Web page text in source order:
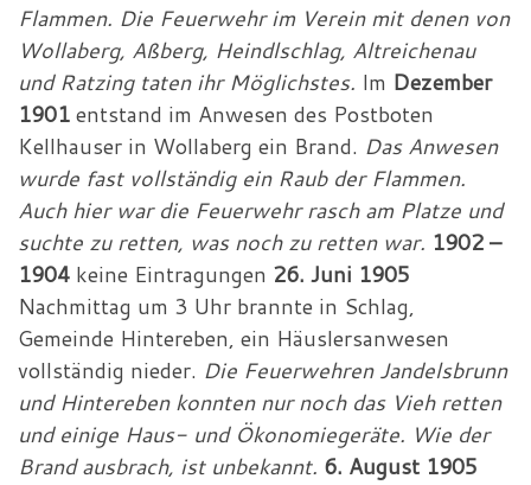
Flammen. Die Feuerwehr im Verein mit denen von
Wollaberg, Aßberg, Heindlschlag, Altreichenau
und Ratzing taten ihr Möglichstes. Im Dezember
1901entstand im Anwesen des Postboten
Kellhauser in Wollaberg ein Brand. Das Anwesen
wurde fast vollständig ein Raub der Flammen.
Auch hier war die Feuerwehr rasch am Platze und
suchte zu retten, was noch zu retten war. 1902 –
1904 keine Eintragungen 26. Juni 1905
Nachmittag um 3 Uhr brannte in Schlag,
Gemeinde Hintereben, ein Häuslersanwesen
vollständig nieder. Die Feuerwehren Jandelsbrunn
und Hintereben konnten nur noch das Vieh retten
und einige Haus- und Ökonomiegeräte. Wie der
Brand ausbrach, ist unbekannt. 6. August 1905